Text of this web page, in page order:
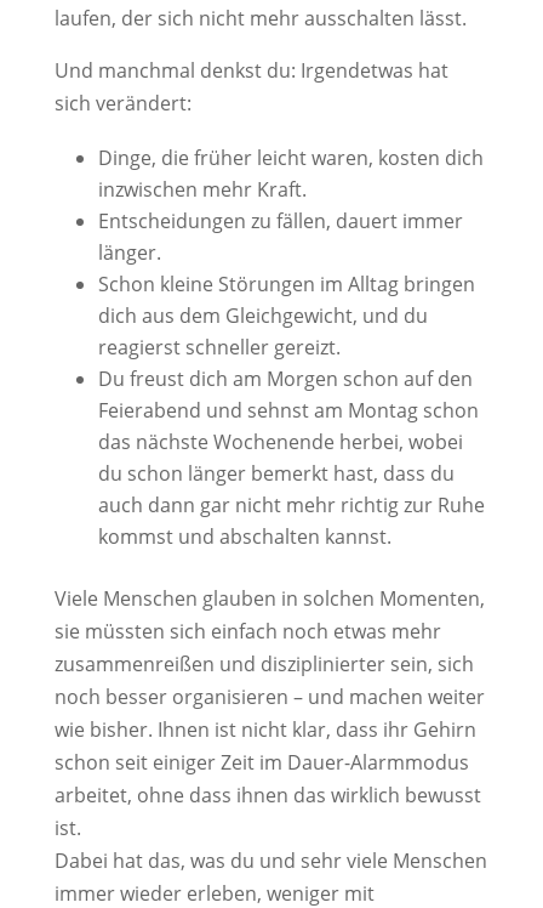
laufen, der sich nicht mehr ausschalten lässt.
Und manchmal denkst du: Irgendetwas hat
sich verändert:
Dinge, die früher leicht waren, kosten dich
inzwischen mehr Kraft.
Entscheidungen zu fällen, dauert immer
länger.
Schon kleine Störungen im Alltag bringen
dich aus dem Gleichgewicht, und du
reagierst schneller gereizt.
Du freust dich am Morgen schon auf den
Feierabend und sehnst am Montag schon
das nächste Wochenende herbei, wobei
du schon länger bemerkt hast, dass du
auch dann gar nicht mehr richtig zur Ruhe
kommst und abschalten kannst.
Viele Menschen glauben in solchen Momenten,
sie müssten sich einfach noch etwas mehr
zusammenreißen und disziplinierter sein, sich
noch besser organisieren – und machen weiter
wie bisher. Ihnen ist nicht klar, dass ihr Gehirn
schon seit einiger Zeit im Dauer-Alarmmodus
arbeitet, ohne dass ihnen das wirklich bewusst
ist.
Dabei hat das, was du und sehr viele Menschen
immer wieder erleben, weniger mit